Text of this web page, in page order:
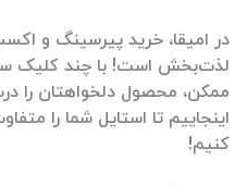
در امیقا، خرید پیرسینگ و
لذت‌بخش است! با چند کلیک
ممکن، محصول دلخواهتان را
اینجاییم تا استایل شما را